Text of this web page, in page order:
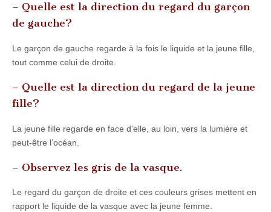
– Quelle est la direction du regard du garçon
de gauche?
Le garçon de gauche regarde à la fois le liquide et la jeune fille,
tout comme celui de droite.
– Quelle est la direction du regard de la jeune
fille?
La jeune fille regarde en face d’elle, au loin, vers la lumière et
peut-être l’océan.
– Observez les gris de la vasque.
Le regard du garçon de droite et ces couleurs grises mettent en
rapport le liquide de la vasque avec la jeune femme.